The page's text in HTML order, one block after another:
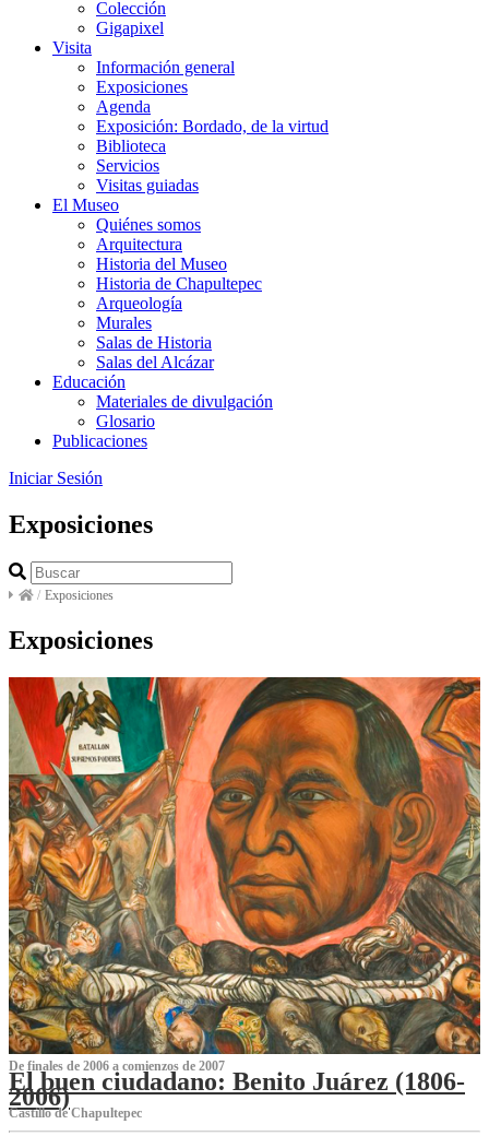
Colección
Gigapixel
Visita
Información general
Exposiciones
Agenda
Exposición: Bordado, de la virtud
Biblioteca
Servicios
Visitas guiadas
El Museo
Quiénes somos
Arquitectura
Historia del Museo
Historia de Chapultepec
Arqueología
Murales
Salas de Historia
Salas del Alcázar
Educación
Materiales de divulgación
Glosario
Publicaciones
Iniciar Sesión
Exposiciones
/ Exposiciones
Exposiciones
De finales de 2006 a comienzos de 2007
El buen ciudadano: Benito Juárez (1806-
2006)
Castillo de Chapultepec